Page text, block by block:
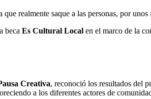
realmente saque a las personas, por
beca Es Cultural Local en el marco de la
Creativa, reconoció los resultados del
a los diferentes actores de